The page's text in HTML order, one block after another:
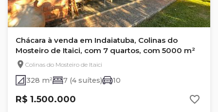
Chácara à venda em Indaiatuba, Colinas do
Mosteiro de Itaici, com 7 quartos, com 5000 m²
Colinas do Mosteiro de Itaici
328 m² 7 (4 suítes) 10
R$ 1.500.000